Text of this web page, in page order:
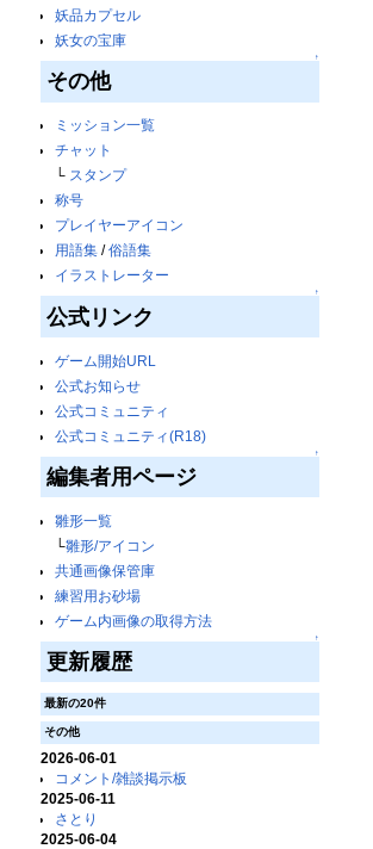
妖品カプセル
妖女の宝庫
↑
その他
ミッション一覧
チャット
└ スタンプ
称号
プレイヤーアイコン
用語集/俗語集
イラストレーター
↑
公式リンク
ゲーム開始URL
公式お知らせ
公式コミュニティ
公式コミュニティ(R18)
↑
編集者用ページ
雛形一覧
└雛形/アイコン
共通画像保管庫
練習用お砂場
ゲーム内画像の取得方法
↑
更新履歴
最新の20件
その他
2026-06-01
コメント/雑談掲示板
2025-06-11
さとり
2025-06-04